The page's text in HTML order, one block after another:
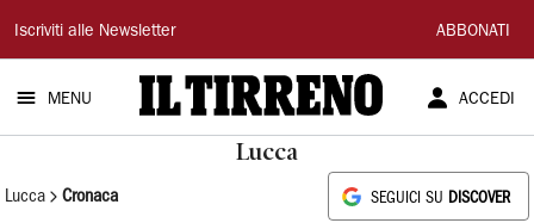
Il
Tirreno
Iscriviti alle Newsletter ABBONATI
MENU ACCEDI
Lucca
Lucca Cronaca SEGUICI SU DISCOVER